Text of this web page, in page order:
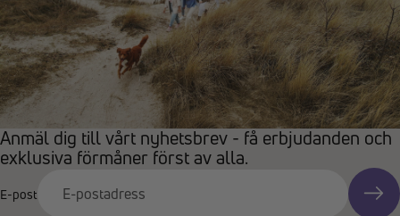
Anmäl dig till vårt nyhetsbrev - få erbjudanden och
exklusiva förmåner först av alla.
E-post